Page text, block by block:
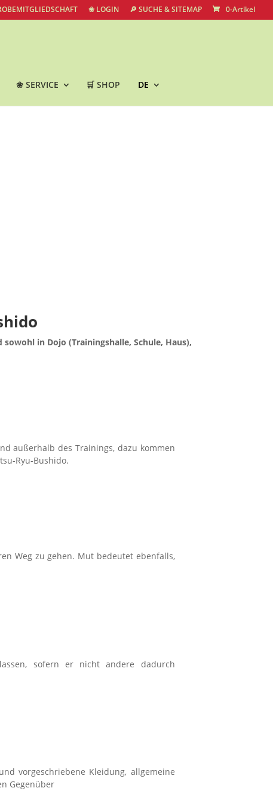
❀ LOGIN 🔎 SUCHE & SITEMAP 0-Artikel
❀ SERVICE 🛒 SHOP DE
in Dojo (Trainingshalle, Schule, Haus),
außerhalb des Trainings, dazu kommen
Ryu-Bushido.
Weg zu gehen. Mut bedeutet ebenfalls,
sofern er nicht andere dadurch
vorgeschriebene Kleidung, allgemeine
Gegenüber